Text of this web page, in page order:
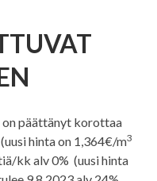
on päättänyt korottaa
hinta on 1,364€/m3
kk alv 0% (uusi hinta